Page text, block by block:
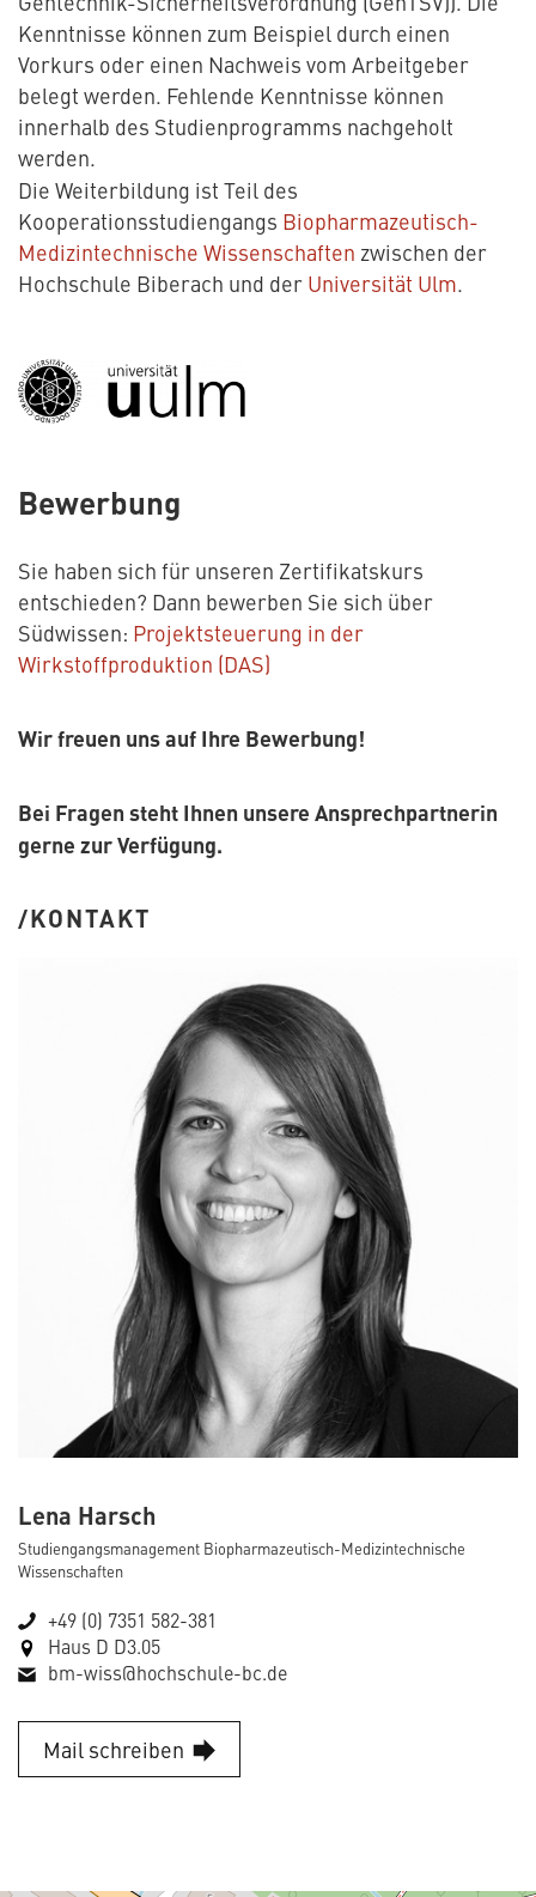
Kenntnisse können zum Beispiel durch einen
Vorkurs oder einen Nachweis vom Arbeitgeber
belegt werden. Fehlende Kenntnisse können
innerhalb des Studienprogramms nachgeholt
werden.
Die Weiterbildung ist Teil des
Kooperationsstudiengangs Biopharmazeutisch-
Medizintechnische Wissenschaften zwischen der
Hochschule Biberach und der Universität Ulm.
Bewerbung
Sie haben sich für unseren Zertifikatskurs
entschieden? Dann bewerben Sie sich über
Südwissen: Projektsteuerung in der
Wirkstoffproduktion (DAS)
Wir freuen uns auf Ihre Bewerbung!
Bei Fragen steht Ihnen unsere Ansprechpartnerin
gerne zur Verfügung.
KONTAKT
Lena Harsch
Studiengangsmanagement Biopharmazeutisch-Medizintechnische
Wissenschaften
+49 (0) 7351 582-381
Haus D D3.05
bm-wiss@hochschule-bc.de
Mail schreiben